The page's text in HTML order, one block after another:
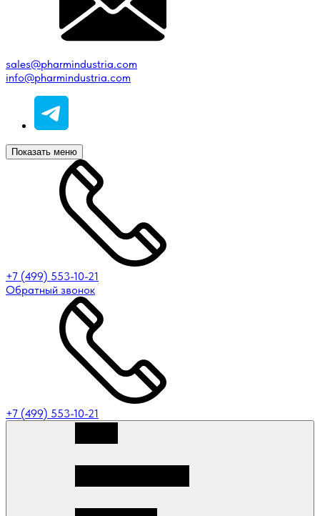
sales@pharmindustria.com
info@pharmindustria.com
Показать меню
+7 (499) 553-10-21
Обратный звонок
+7 (499) 553-10-21